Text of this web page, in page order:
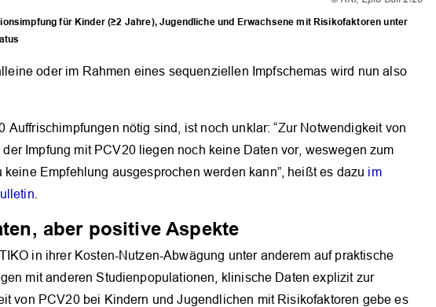
für Kinder (≥2 Jahre), Jugendliche und Erwachsene mit Risikofaktoren unter
oder im Rahmen eines sequenziellen Impfschemas wird nun also
Auffrischimpfungen nötig sind, ist noch unklar: “Zur Notwendigkeit von
Impfung mit PCV20 liegen noch keine Daten vor, weswegen zum
Empfehlung ausgesprochen werden kann”, heißt es dazu im
aber positive Aspekte
in ihrer Kosten-Nutzen-Abwägung unter anderem auf praktische
mit anderen Studienpopulationen, klinische Daten explizit zur
von PCV20 bei Kindern und Jugendlichen mit Risikofaktoren gebe es